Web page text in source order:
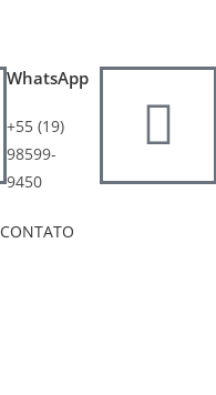
WhatsApp
+55 (19)
98599-
9450
CONTATO